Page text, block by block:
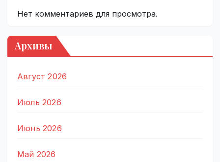
Нет комментариев для просмотра.
Архивы
Август 2026
Июль 2026
Июнь 2026
Май 2026